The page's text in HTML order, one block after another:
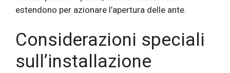
estendono per azionare l’apertura delle ante.
Considerazioni speciali
sull’installazione